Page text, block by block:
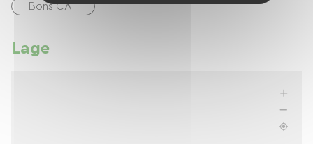
Bons CAF
Lage